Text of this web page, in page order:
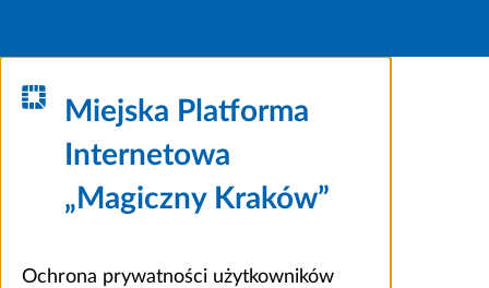
Miejska Platforma
Internetowa
„Magiczny Kraków”
Ochrona prywatności użytkowników